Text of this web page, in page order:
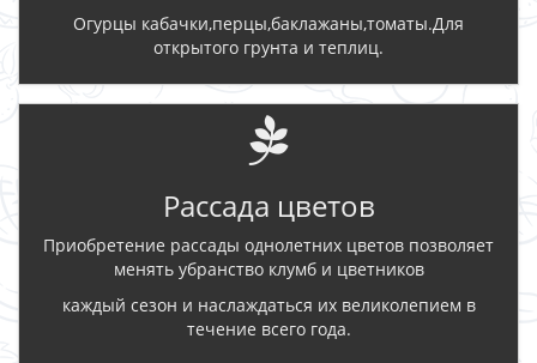
Огурцы кабачки,перцы,баклажаны,томаты.Для
открытого грунта и теплиц.
Рассада цветов
Приобретение рассады однолетних цветов позволяет
менять убранство клумб и цветников
каждый сезон и наслаждаться их великолепием в
течение всего года.